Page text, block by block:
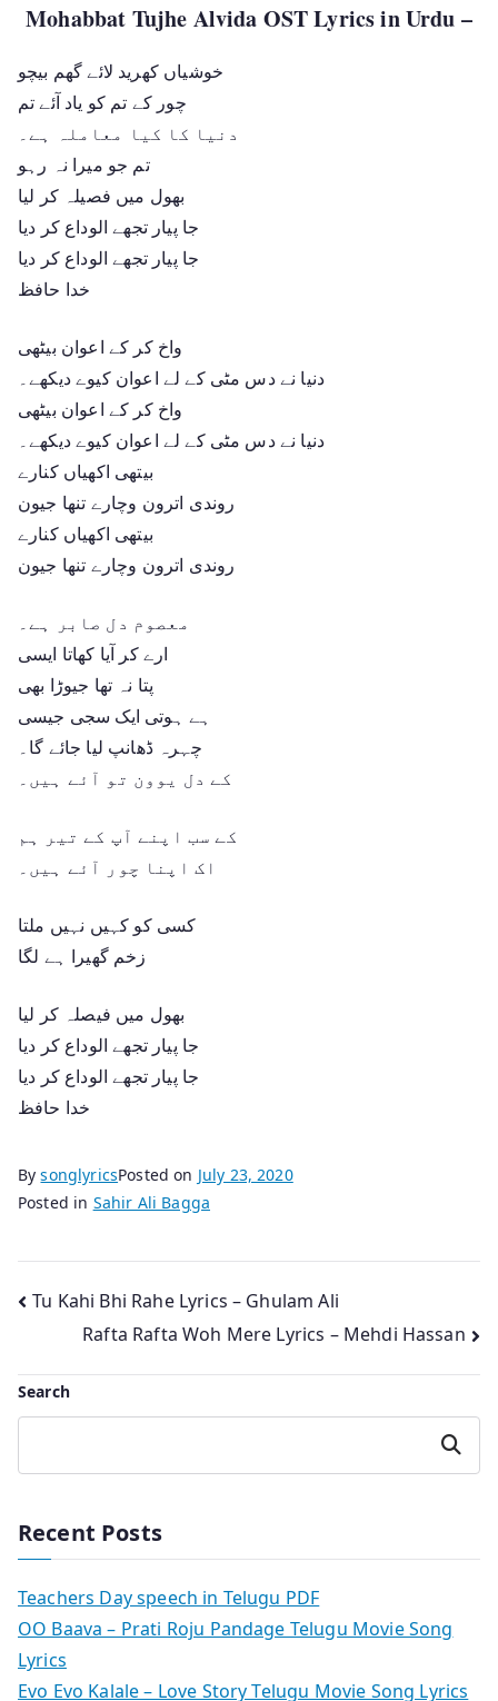
Mohabbat Tujhe Alvida OST Lyrics in Urdu –
خوشیاں کھرید لائے گھم بیچو
چور کے تم کو یاد آئے تم
دنیا کا کیا معاملہ ہے۔
تم جو میرا نہ رہو
بھول میں فصیلہ کر لیا
جا پیار تجھے الوداع کر دیا
جا پیار تجھے الوداع کر دیا
خدا حافظ
واخ کر کے اعوان بیٹھی
دنیا نے دس مٹی کے لے اعوان کیوے دیکھے۔
واخ کر کے اعوان بیٹھی
دنیا نے دس مٹی کے لے اعوان کیوے دیکھے۔
بیتھی اکھیاں کنارے
روندی اترون وچارے تنھا جیون
بیتھی اکھیاں کنارے
روندی اترون وچارے تنھا جیون
معصوم دل صابر ہے۔
ارے کر آیا کھاتا ایسی
پتا نہ تھا جیوڑا بھی
ہے ہوتی ایک سجی جیسی
چہرہ ڈھانپ لیا جائے گا۔
کے دل یوون تو آئے ہیں۔
کے سب اپنے آپ کے تیر ہم
اک اپنا چور آئے ہیں۔
کسی کو کہیں نہیں ملتا
زخم گھیرا ہے لگا
بھول میں فیصلہ کر لیا
جا پیار تجھے الوداع کر دیا
جا پیار تجھے الوداع کر دیا
خدا حافظ
BysonglyricsPosted on July 23, 2020
Posted in Sahir Ali Bagga
Post
navigation
Tu Kahi Bhi Rahe Lyrics – Ghulam Ali
Rafta Rafta Woh Mere Lyrics – Mehdi Hassan
Search
Search
Recent Posts
Teachers Day speech in Telugu PDF
OO Baava – Prati Roju Pandage Telugu Movie Song
Lyrics
Evo Evo Kalale – Love Story Telugu Movie Song Lyrics